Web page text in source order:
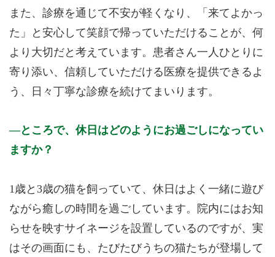
また、診療を通じて不安が軽くなり、「来てよかっ
た」と安心して笑顔で帰っていただけることが、何
より大切だと考えています。患者さん一人ひとりに
寄り添い、信頼していただける医療を提供できるよ
う、日々丁寧な診療を続けてまいります。
ところで、休日はどのようにお過ごしになってい
ますか？
1歳と3歳の猫を飼っていて、休日はよく一緒に遊び
ながら癒しの時間を過ごしています。院内にはお知
らせを映すサイネージを設置しているのですが、実
はその画面にも、たびたびうちの猫たちが登場して